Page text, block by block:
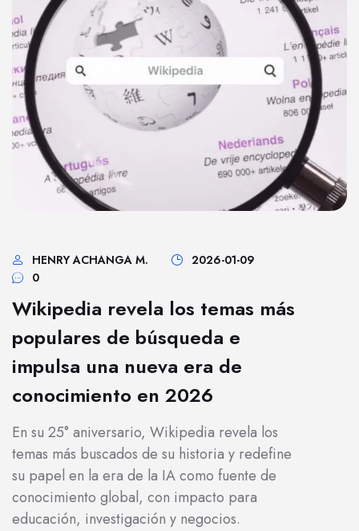
HENRY ACHANGA M.
2026-01-09
0
Wikipedia revela los temas más
populares de búsqueda e
impulsa una nueva era de
conocimiento en 2026
En su 25° aniversario, Wikipedia revela los
temas más buscados de su historia y redefine
su papel en la era de la IA como fuente de
conocimiento global, con impacto para
educación, investigación y negocios.